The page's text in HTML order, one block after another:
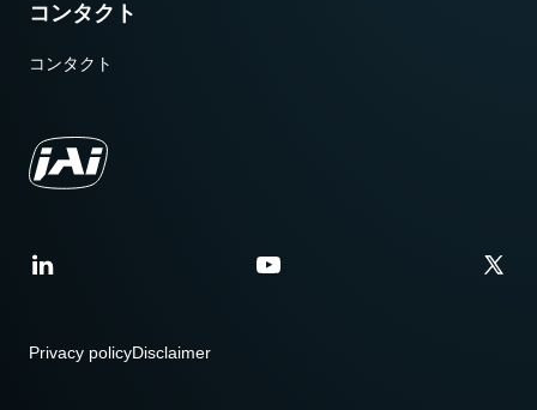
コンタクト
コンタクト
Privacy policyDisclaimer